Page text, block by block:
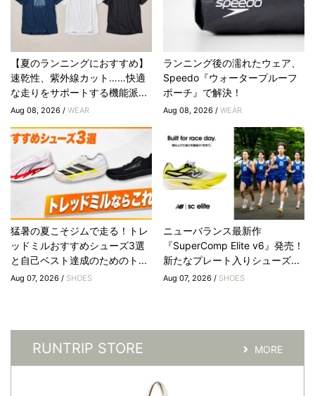
【夏のランニングにおすすめ】
速乾性、紫外線カット……快適
な走りをサポートする機能派...
Aug 08, 2026 / WEAR
ランニング後の濡れたウェア、
Speedo『ウォータープルーフ
ポーチ』で解決！
Aug 08, 2026 /WEAR
猛暑の夏こそジムで走る！トレ
ッドミルおすすめシューズ3選
と自己ベスト達成のためのト...
Aug 07, 2026 / SHOES
ニューバランス最新作
『SuperComp Elite v6』発売！
新たなプレート入りシューズ...
Aug 07, 2026 / SHOES
RUNTRIP STORE MORE